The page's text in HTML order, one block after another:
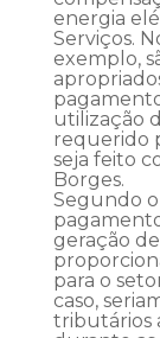
energia
Serviços.
exemplo,
utilização
requerido
seja feito
Borges.
Segundo
geração
para o
caso,
tributários